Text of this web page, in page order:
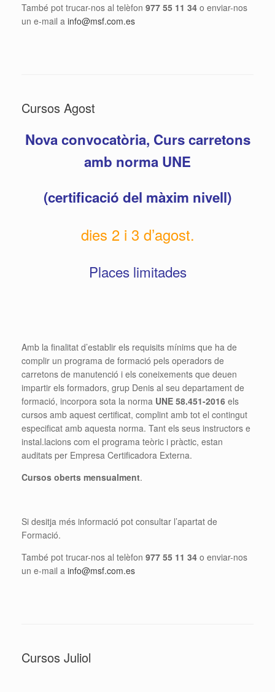
També pot trucar-nos al telèfon 977 55 11 34 o enviar-nos
un e-mail a info@msf.com.es
Cursos Agost
Nova convocatòria, Curs carretons
amb norma UNE
(certificació del màxim nivell)
dies 2 i 3 d’agost.
Places limitades
Amb la finalitat d’establir els requisits mínims que ha de
complir un programa de formació pels operadors de
carretons de manutenció i els coneixements que deuen
impartir els formadors, grup Denis al seu departament de
formació, incorpora sota la norma UNE 58.451-2016 els
cursos amb aquest certificat, complint amb tot el contingut
especificat amb aquesta norma. Tant els seus instructors e
instal.lacions com el programa teòric i pràctic, estan
auditats per Empresa Certificadora Externa.
Cursos oberts mensualment.
Si desitja més informació pot consultar l’apartat de
Formació.
També pot trucar-nos al telèfon 977 55 11 34 o enviar-nos
un e-mail a info@msf.com.es
Cursos Juliol